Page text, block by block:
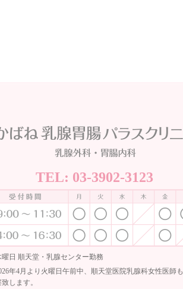
TEL: 03-3902-3123
日 順天堂・乳腺センター勤務
年4月より火曜日午前中、順天堂医院乳腺科女性医師も
します。